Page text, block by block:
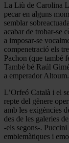
La Liù de Carolina
pecar en alguns
semblar
acabar de trobar-se
a imposar-se
compenetració els
Pachon (que també
També bé Raúl
a emperador Altoum.
L’Orfeó Català i el
repte del gènere
amb les exigències
des de les galeries
-els segons-. Puccini
emblemàtiques i